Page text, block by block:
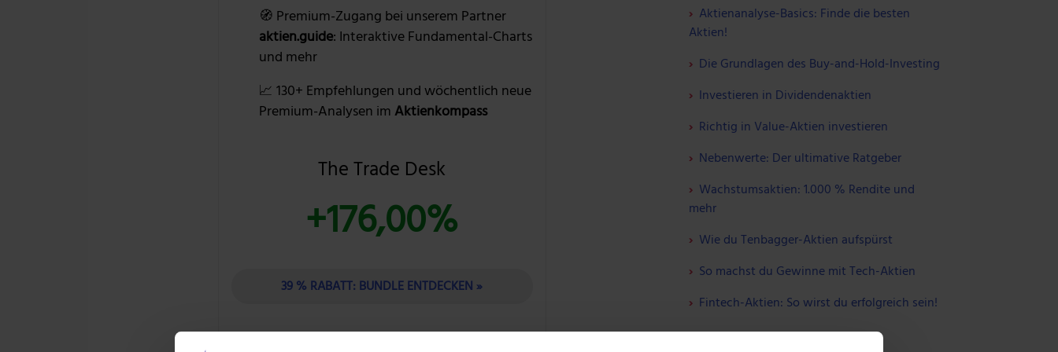
🧭 Premium-Zugang bei unserem Partner
aktien.guide: Interaktive Fundamental-Charts
und mehr
📈 130+ Empfehlungen und wöchentlich neue
Premium-Analysen im Aktienkompass
The Trade Desk
+176,00%
39 % RABATT: BUNDLE ENTDECKEN »
Aktienanalyse-Basics: Finde die besten
Aktien!
Die Grundlagen des Buy-and-Hold-Investing
Investieren in Dividendenaktien
Richtig in Value-Aktien investieren
Nebenwerte: Der ultimative Ratgeber
Wachstumsaktien: 1.000 % Rendite und
mehr
Wie du Tenbagger-Aktien aufspürst
So machst du Gewinne mit Tech-Aktien
Fintech-Aktien: So wirst du erfolgreich sein!